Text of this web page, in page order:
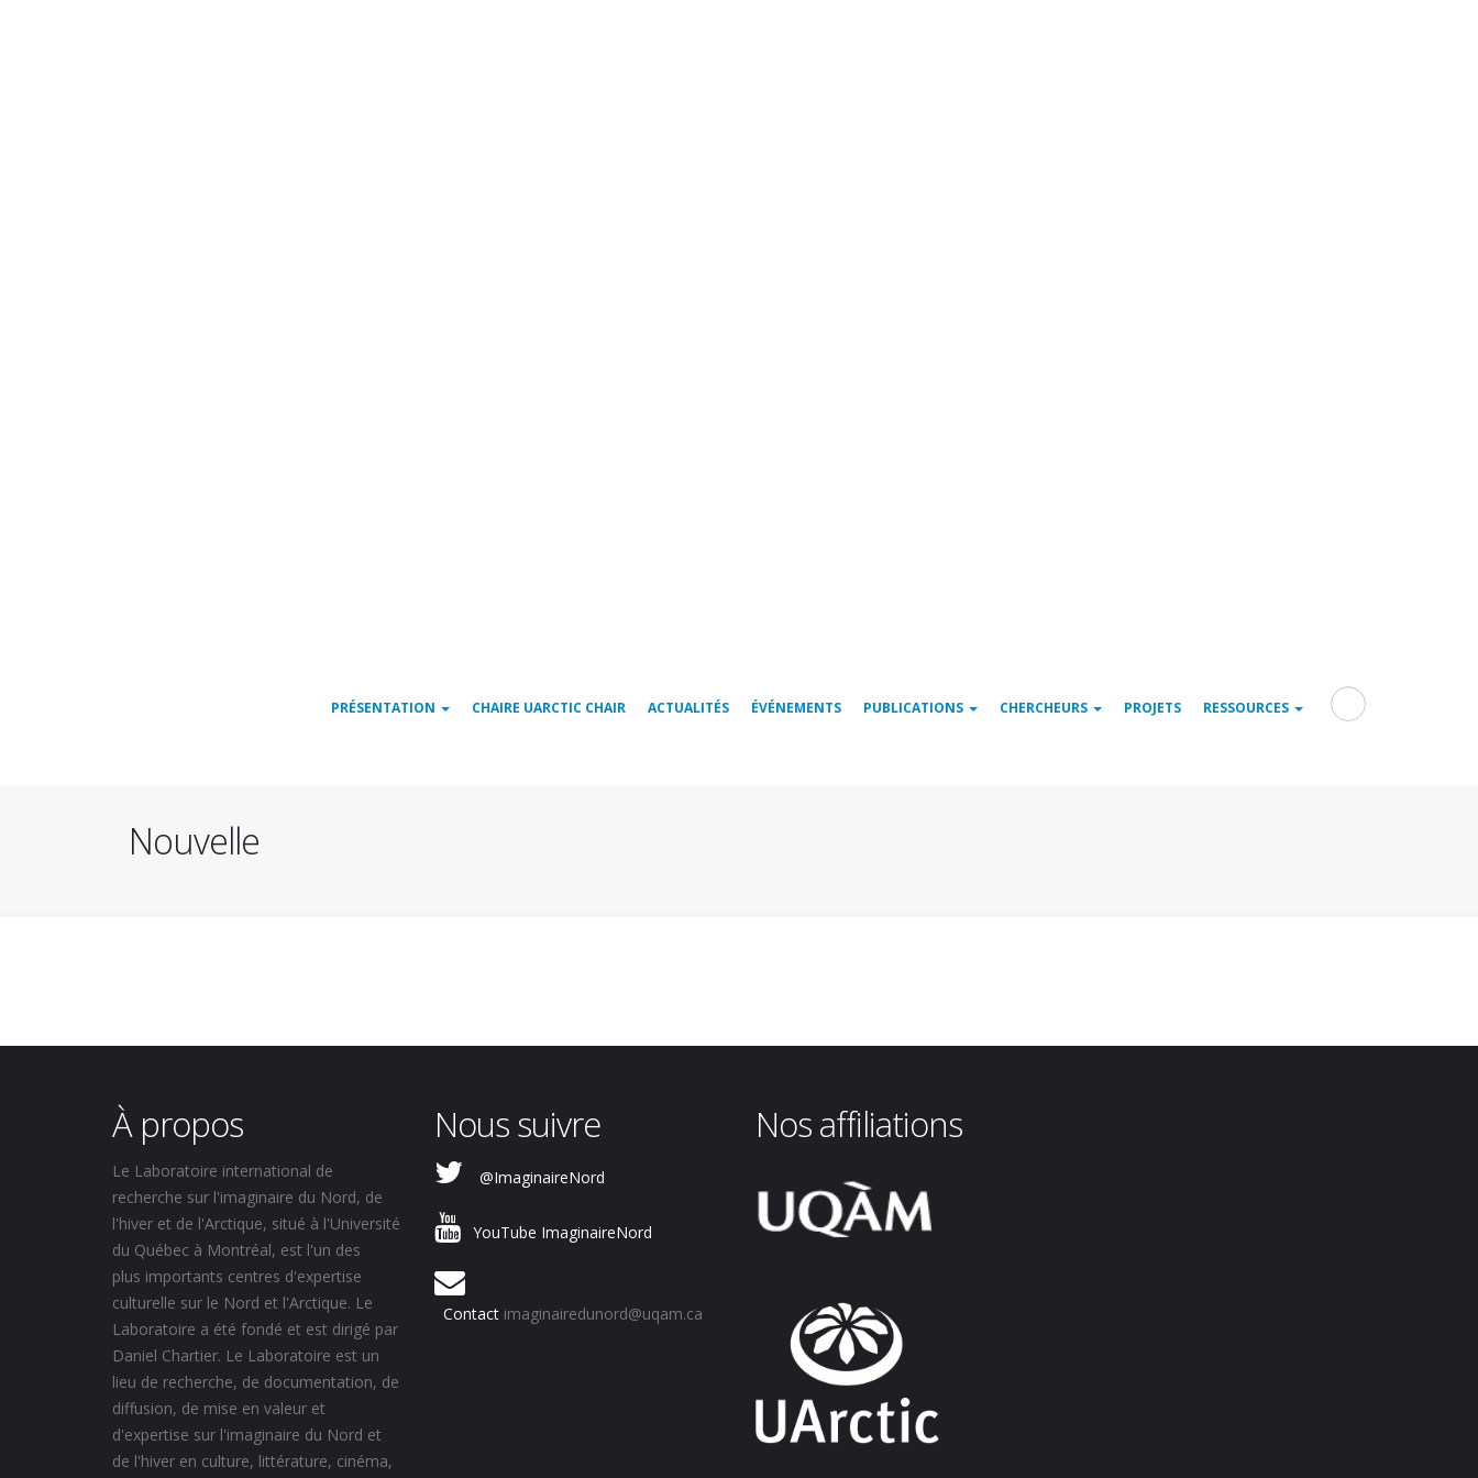
Rechercher
Navigation
PRÉSENTATION CHAIRE UARCTIC CHAIR ACTUALITÉS ÉVÉNEMENTS PUBLICATIONS CHERCHEURS PROJETS RESSOURCES
Nouvelle
À propos
Le Laboratoire international de
recherche sur l'imaginaire du Nord, de
l'hiver et de l'Arctique, situé à l'Université
du Québec à Montréal, est l'un des
plus importants centres d'expertise
culturelle sur le Nord et l'Arctique. Le
Laboratoire a été fondé et est dirigé par
Daniel Chartier. Le Laboratoire est un
lieu de recherche, de documentation, de
diffusion, de mise en valeur et
d'expertise sur l'imaginaire du Nord et
de l'hiver en culture, littérature, cinéma,
Nous suivre
@ImaginaireNord
YouTube ImaginaireNord
Contactimaginairedunord@uqam.ca
Nos affiliations